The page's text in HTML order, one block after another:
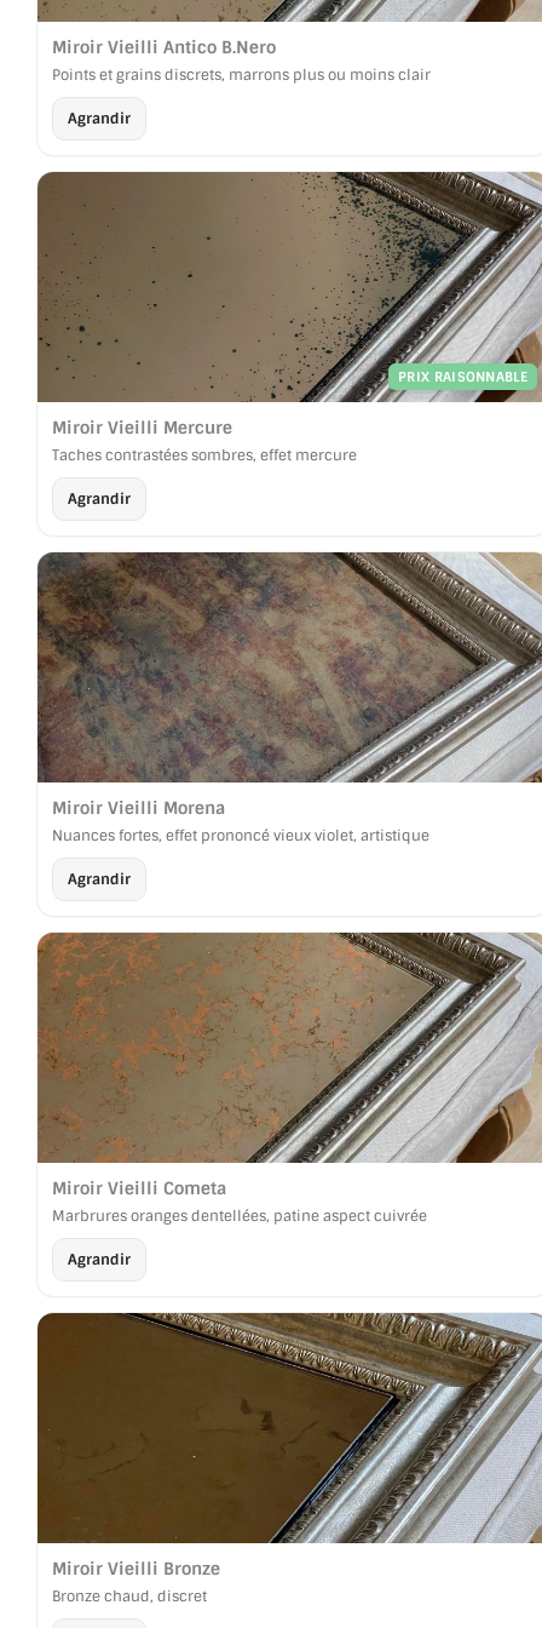
JOINTS D'ÉTANCHÉITÉS
FIXATION GARDES CORPS
SYSTÈMES COULISSANTS
LE CATALOGUE ACCESSOIRES (STROMBINOSCOPE)
ACCESSOIRES EN PROMOTIONS
EXEMPLES, RÉALISATIONS, INSPIRATIONS
NUANCIER RAL
CONSEILS / AIDE
A PROPOS DE LA LIVRAISON
COMPTE PRO
MON PANIER
PLAN DU SITE
NOUS TROUVER - BUC 78
NOUS CONTACTER
Miroir Vieilli Antico B.Nero
Points et grains discrets, marrons plus ou moins clair
Agrandir
PRIX RAISONNABLE
Miroir Vieilli Mercure
Taches contrastées sombres, effet mercure
Agrandir
Miroir Vieilli Morena
Nuances fortes, effet prononcé vieux violet, artistique
Agrandir
Miroir Vieilli Cometa
Marbrures oranges dentellées, patine aspect cuivrée
Agrandir
Miroir Vieilli Bronze
Bronze chaud, discret